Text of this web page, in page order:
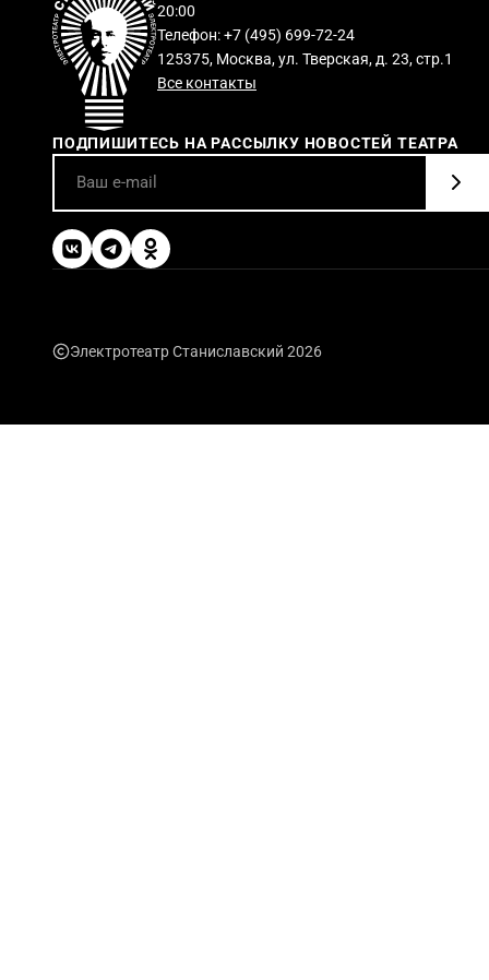
20:00
Телефон: +7 (495) 699-72-24
125375, Москва, ул. Тверская, д. 23, стр.1
Все контакты
ПОДПИШИТЕСЬ НА РАССЫЛКУ НОВОСТЕЙ ТЕАТРА
Электротеатр Станиславский 2026